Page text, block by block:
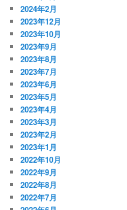
2024年2月
2023年12月
2023年10月
2023年9月
2023年8月
2023年7月
2023年6月
2023年5月
2023年4月
2023年3月
2023年2月
2023年1月
2022年10月
2022年9月
2022年8月
2022年7月